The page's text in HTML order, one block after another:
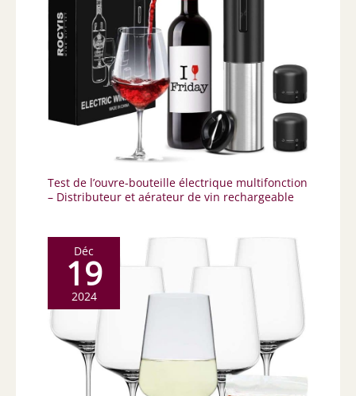
Test de l’ouvre-bouteille électrique multifonction
– Distributeur et aérateur de vin rechargeable
Déc
19
2024